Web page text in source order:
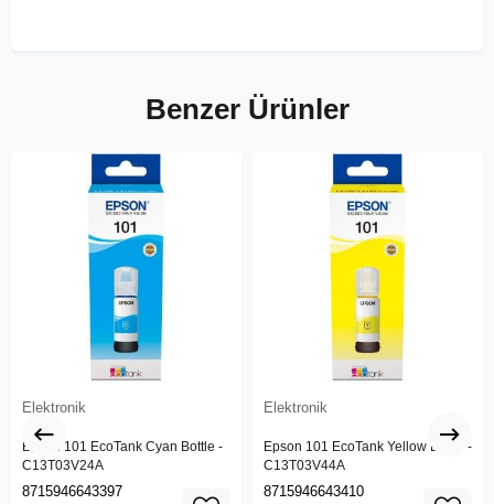
Benzer Ürünler
Elektronik
Epson 101 EcoTank Cyan Bottle -
C13T03V24A
8715946643397
Elektronik
Epson 101 EcoTank Yellow Bottle -
C13T03V44A
8715946643410